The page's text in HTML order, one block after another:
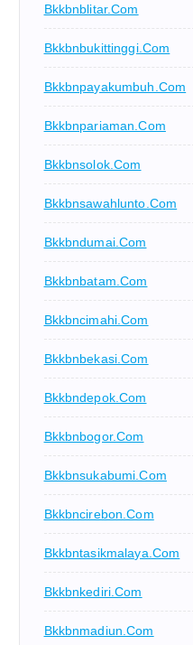
Bkkbnblitar.com
Bkkbnbukittinggi.com
Bkkbnpayakumbuh.com
Bkkbnpariaman.com
Bkkbnsolok.com
Bkkbnsawahlunto.com
Bkkbndumai.com
Bkkbnbatam.com
Bkkbncimahi.com
Bkkbnbekasi.com
Bkkbndepok.com
Bkkbnbogor.com
Bkkbnsukabumi.com
Bkkbncirebon.com
Bkkbntasikmalaya.com
Bkkbnkediri.com
Bkkbnmadiun.com